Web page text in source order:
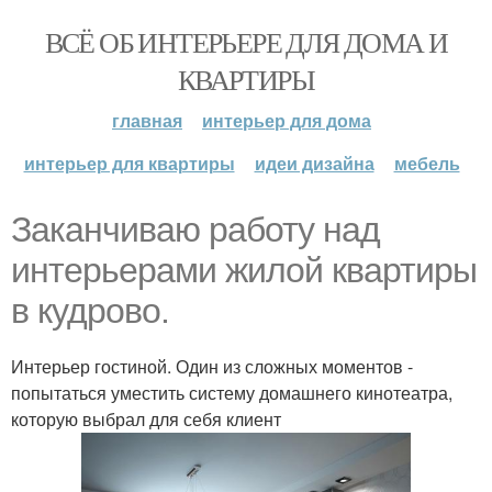
ВСЁ ОБ ИНТЕРЬЕРЕ ДЛЯ ДОМА И
КВАРТИРЫ
главная
интерьер для дома
интерьер для квартиры
идеи дизайна мебель
Заканчиваю работу над
интерьерами жилой квартиры
в кудрово.
Интерьер гостиной. Один из сложных моментов -
попытаться уместить систему домашнего кинотеатра,
которую выбрал для себя клиент